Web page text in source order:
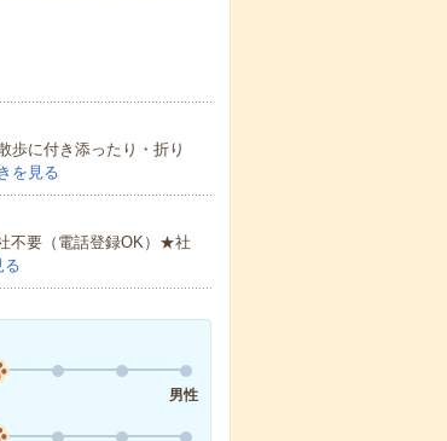
に付き添ったり・折り
を見る
不要（電話登録OK）★社
る
男性